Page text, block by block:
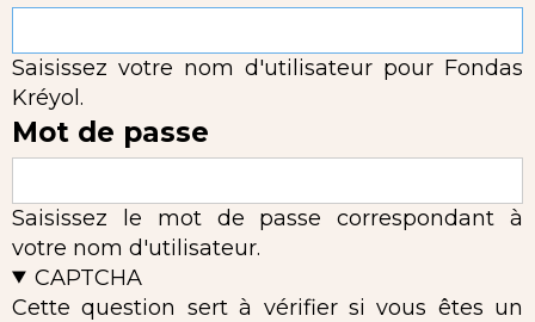
Saisissez votre nom d'utilisateur pour Fondas
Kréyol.
Mot de passe
Saisissez le mot de passe correspondant à
votre nom d'utilisateur.
CAPTCHA
Cette question sert à vérifier si vous êtes un